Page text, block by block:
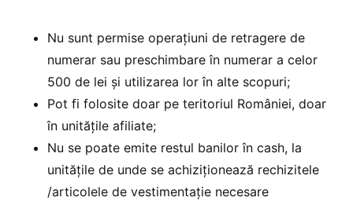
Nu sunt permise operațiuni de retragere de
numerar sau preschimbare în numerar a celor
500 de lei și utilizarea lor în alte scopuri;
Pot fi folosite doar pe teritoriul României, doar
în unitățile afiliate;
Nu se poate emite restul banilor în cash, la
unitățile de unde se achiziționează rechizitele
/articolele de vestimentație necesare